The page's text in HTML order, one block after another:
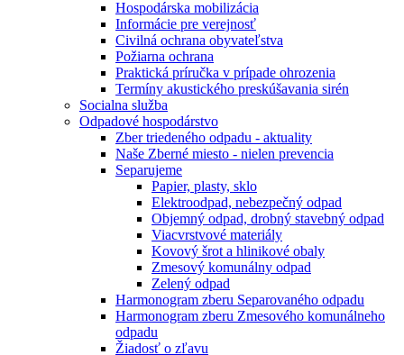
Hospodárska mobilizácia
Informácie pre verejnosť
Civilná ochrana obyvateľstva
Požiarna ochrana
Praktická príručka v prípade ohrozenia
Termíny akustického preskúšavania sirén
Socialna služba
Odpadové hospodárstvo
Zber triedeného odpadu - aktuality
Naše Zberné miesto - nielen prevencia
Separujeme
Papier, plasty, sklo
Elektroodpad, nebezpečný odpad
Objemný odpad, drobný stavebný odpad
Viacvrstvové materiály
Kovový šrot a hlinikové obaly
Zmesový komunálny odpad
Zelený odpad
Harmonogram zberu Separovaného odpadu
Harmonogram zberu Zmesového komunálneho
odpadu
Žiadosť o zľavu